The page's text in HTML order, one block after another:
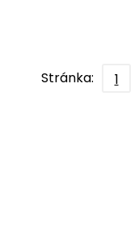
Stránka: 1